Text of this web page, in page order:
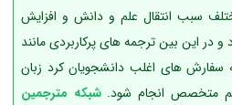
سبب انتقال علم و دانش و افزایش
این بین ترجمه های پرکاربردی مانند
سفارش های اغلب دانشجویان کرد زبان
متخصص انجام شود.شبکه مترجمین